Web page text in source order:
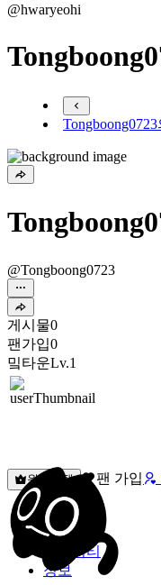
@hwaryeohi
@Tongboong0723
게시물0
팬가입0
밐타운Lv.1
원픽선택 팬 가입
밐타운
피드
커뮤니티
정보